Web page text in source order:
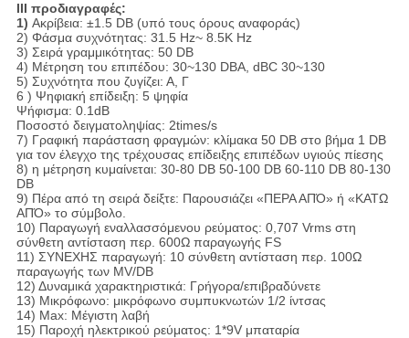
ΙΙΙ προδιαγραφές:
1) Ακρίβεια: ±1.5 DB (υπό τους όρους αναφοράς)
2) Φάσμα συχνότητας: 31.5 Hz~ 8.5K Hz
3) Σειρά γραμμικότητας: 50 DB
4) Μέτρηση του επιπέδου: 30~130 DBA, dBC 30~130
5) Συχνότητα που ζυγίζει: Α, Γ
6 ) Ψηφιακή επίδειξη: 5 ψηφία
Ψήφισμα: 0.1dB
Ποσοστό δειγματοληψίας: 2times/s
7) Γραφική παράσταση φραγμών: κλίμακα 50 DB στο βήμα 1 DB
για τον έλεγχο της τρέχουσας επίδειξης επιπέδων υγιούς πίεσης
8) η μέτρηση κυμαίνεται: 30-80 DB 50-100 DB 60-110 DB 80-130
DB
9) Πέρα από τη σειρά δείξτε: Παρουσιάζει «ΠΕΡΑ ΑΠΌ» ή «ΚΑΤΩ
ΑΠΌ» το σύμβολο.
10) Παραγωγή εναλλασσόμενου ρεύματος: 0,707 Vrms στη
σύνθετη αντίσταση περ. 600Ω παραγωγής FS
11) ΣΥΝΕΧΗΣ παραγωγή: 10 σύνθετη αντίσταση περ. 100Ω
παραγωγής των MV/DB
12) Δυναμικά χαρακτηριστικά: Γρήγορα/επιβραδύνετε
13) Μικρόφωνο: μικρόφωνο συμπυκνωτών 1/2 ίντσας
14) Max: Μέγιστη λαβή
15) Παροχή ηλεκτρικού ρεύματος: 1*9V μπαταρία